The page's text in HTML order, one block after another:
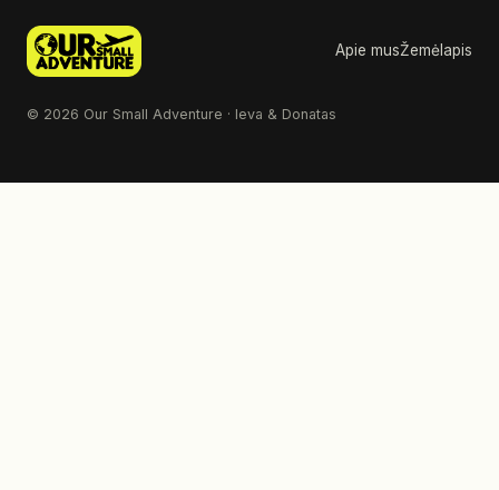
Apie musŽemėlapis
© 2026 Our Small Adventure · Ieva & Donatas